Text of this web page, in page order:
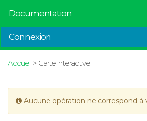
Documentation
Connexion
Accueil> Carte interactive
Aucune opération ne correspond à